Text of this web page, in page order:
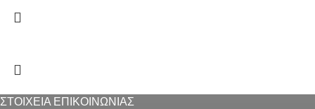
ΣΤΟΙΧΕΙΑ ΕΠΙΚΟΙΝΩΝΙΑΣ